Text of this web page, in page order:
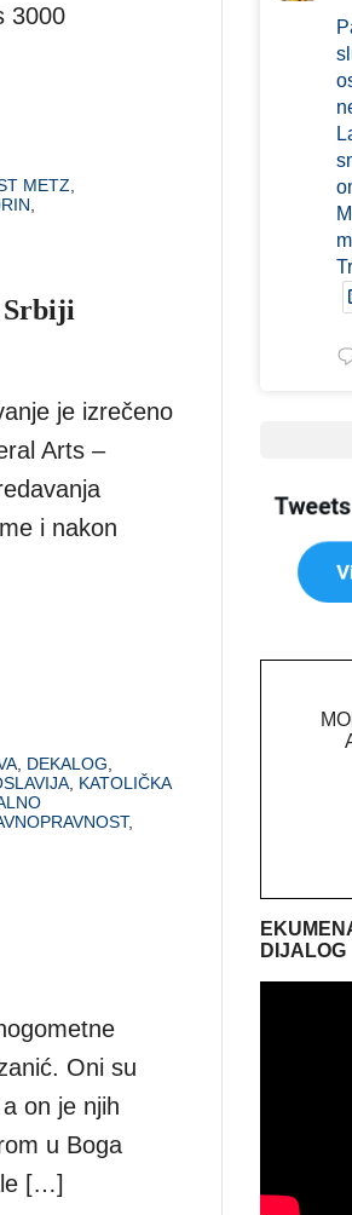
3000
METZ,
,
Srbiji
je izrečeno
Arts –
i nakon
DEKALOG
KATOLIČKA
,
Oni su
on je njih
u Boga
[…]
DIJALOG